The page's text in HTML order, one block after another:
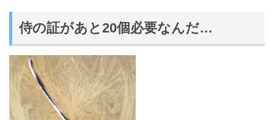
侍の証があと20個必要なんだ…